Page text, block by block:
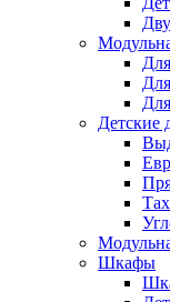
Детские
Шкафы